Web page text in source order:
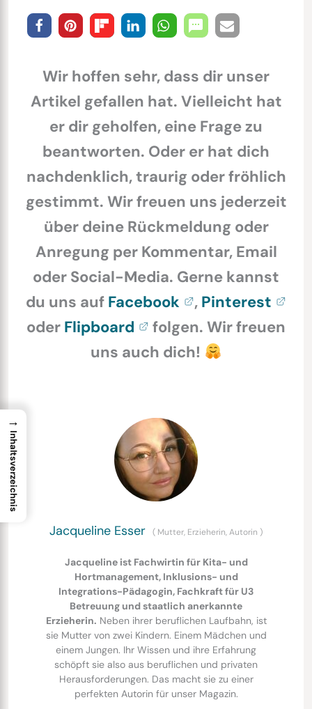
Wir hoffen sehr, dass dir unser
Artikel gefallen hat. Vielleicht hat
er dir geholfen, eine Frage zu
beantworten. Oder er hat dich
nachdenklich, traurig oder fröhlich
gestimmt. Wir freuen uns jederzeit
über deine Rückmeldung oder
Anregung per Kommentar, Email
oder Social-Media. Gerne kannst
du uns auf Facebook , Pinterest
oder Flipboard
folgen. Wir freuen
uns auch dich!
Jacqueline Esser ( Mutter, Erzieherin, Autorin )
Jacqueline ist Fachwirtin für Kita- und
Hortmanagement, Inklusions- und
Integrations-Pädagogin, Fachkraft für U3
Betreuung und staatlich anerkannte
Erzieherin. Neben ihrer beruflichen Laufbahn, ist
sie Mutter von zwei Kindern. Einem Mädchen und
einem Jungen. Ihr Wissen und ihre Erfahrung
schöpft sie also aus beruflichen und privaten
Herausforderungen. Das macht sie zu einer
perfekten Autorin für unser Magazin.
→
Inhaltsverzeichnis